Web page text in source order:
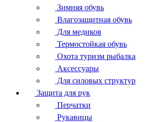
Зимняя обувь
Влагозащитная обувь
Для медиков
Термостойкая обувь
Охота туризм рыбалка
Аксессуары
Для силовых структур
Защита для рук
Перчатки
Рукавицы